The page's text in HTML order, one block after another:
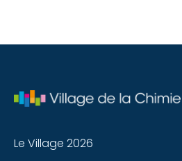
Le Village 2026